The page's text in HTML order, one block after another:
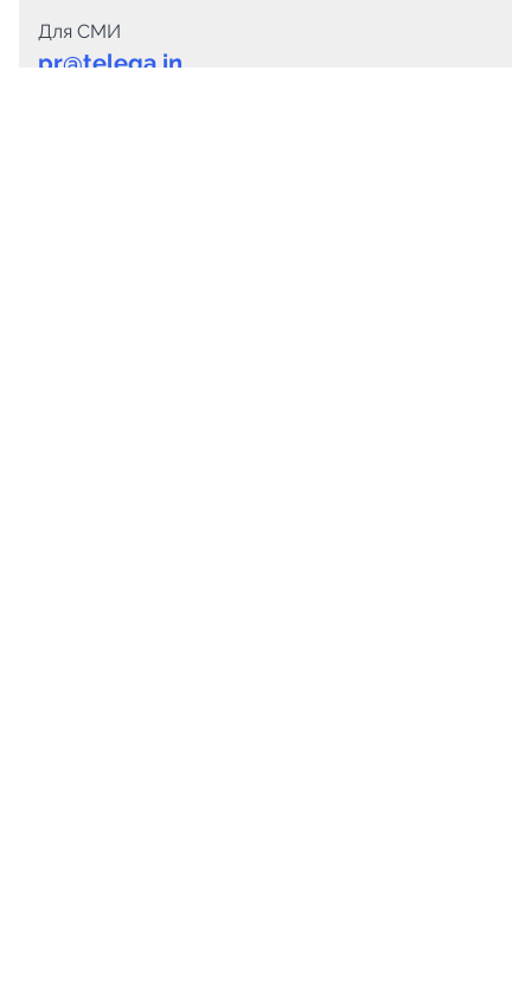
Для СМИ
pr@telega.in